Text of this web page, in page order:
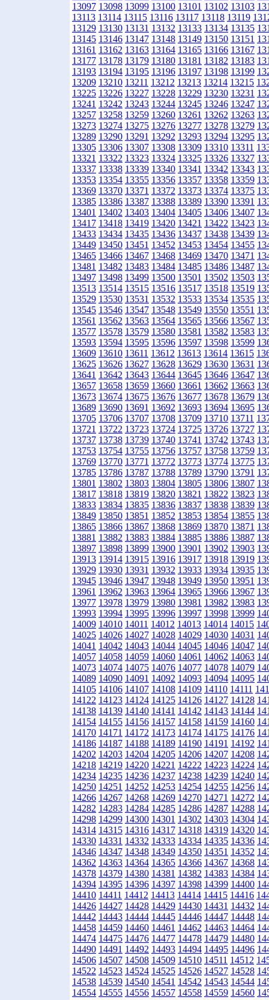
13097 13098 13099 13100 13101 13102 13103
13113 13114 13115 13116 13117 13118 13119
13129 13130 13131 13132 13133 13134 13135
13145 13146 13147 13148 13149 13150 13151
13161 13162 13163 13164 13165 13166 13167
13177 13178 13179 13180 13181 13182 13183
13193 13194 13195 13196 13197 13198 13199
13209 13210 13211 13212 13213 13214 13215
13225 13226 13227 13228 13229 13230 13231
13241 13242 13243 13244 13245 13246 13247
13257 13258 13259 13260 13261 13262 13263
13273 13274 13275 13276 13277 13278 13279
13289 13290 13291 13292 13293 13294 13295
13305 13306 13307 13308 13309 13310 13311
13321 13322 13323 13324 13325 13326 13327
13337 13338 13339 13340 13341 13342 13343
13353 13354 13355 13356 13357 13358 13359
13369 13370 13371 13372 13373 13374 13375
13385 13386 13387 13388 13389 13390 13391
13401 13402 13403 13404 13405 13406 13407
13417 13418 13419 13420 13421 13422 13423
13433 13434 13435 13436 13437 13438 13439
13449 13450 13451 13452 13453 13454 13455
13465 13466 13467 13468 13469 13470 13471
13481 13482 13483 13484 13485 13486 13487
13497 13498 13499 13500 13501 13502 13503
13513 13514 13515 13516 13517 13518 13519
13529 13530 13531 13532 13533 13534 13535
13545 13546 13547 13548 13549 13550 13551
13561 13562 13563 13564 13565 13566 13567
13577 13578 13579 13580 13581 13582 13583
13593 13594 13595 13596 13597 13598 13599
13609 13610 13611 13612 13613 13614 13615
13625 13626 13627 13628 13629 13630 13631
13641 13642 13643 13644 13645 13646 13647
13657 13658 13659 13660 13661 13662 13663
13673 13674 13675 13676 13677 13678 13679
13689 13690 13691 13692 13693 13694 13695
13705 13706 13707 13708 13709 13710 13711
13721 13722 13723 13724 13725 13726 13727
13737 13738 13739 13740 13741 13742 13743
13753 13754 13755 13756 13757 13758 13759
13769 13770 13771 13772 13773 13774 13775
13785 13786 13787 13788 13789 13790 13791
13801 13802 13803 13804 13805 13806 13807
13817 13818 13819 13820 13821 13822 13823
13833 13834 13835 13836 13837 13838 13839
13849 13850 13851 13852 13853 13854 13855
13865 13866 13867 13868 13869 13870 13871
13881 13882 13883 13884 13885 13886 13887
13897 13898 13899 13900 13901 13902 13903
13913 13914 13915 13916 13917 13918 13919
13929 13930 13931 13932 13933 13934 13935
13945 13946 13947 13948 13949 13950 13951
13961 13962 13963 13964 13965 13966 13967
13977 13978 13979 13980 13981 13982 13983
13993 13994 13995 13996 13997 13998 13999
14009 14010 14011 14012 14013 14014 14015
14025 14026 14027 14028 14029 14030 14031
14041 14042 14043 14044 14045 14046 14047
14057 14058 14059 14060 14061 14062 14063
14073 14074 14075 14076 14077 14078 14079
14089 14090 14091 14092 14093 14094 14095
14105 14106 14107 14108 14109 14110 14111
14122 14123 14124 14125 14126 14127 14128
14138 14139 14140 14141 14142 14143 14144
14154 14155 14156 14157 14158 14159 14160
14170 14171 14172 14173 14174 14175 14176
14186 14187 14188 14189 14190 14191 14192
14202 14203 14204 14205 14206 14207 14208
14218 14219 14220 14221 14222 14223 14224
14234 14235 14236 14237 14238 14239 14240
14250 14251 14252 14253 14254 14255 14256
14266 14267 14268 14269 14270 14271 14272
14282 14283 14284 14285 14286 14287 14288
14298 14299 14300 14301 14302 14303 14304
14314 14315 14316 14317 14318 14319 14320
14330 14331 14332 14333 14334 14335 14336
14346 14347 14348 14349 14350 14351 14352
14362 14363 14364 14365 14366 14367 14368
14378 14379 14380 14381 14382 14383 14384
14394 14395 14396 14397 14398 14399 14400
14410 14411 14412 14413 14414 14415 14416
14426 14427 14428 14429 14430 14431 14432
14442 14443 14444 14445 14446 14447 14448
14458 14459 14460 14461 14462 14463 14464
14474 14475 14476 14477 14478 14479 14480
14490 14491 14492 14493 14494 14495 14496
14506 14507 14508 14509 14510 14511 14512
14522 14523 14524 14525 14526 14527 14528
14538 14539 14540 14541 14542 14543 14544
14554 14555 14556 14557 14558 14559 14560